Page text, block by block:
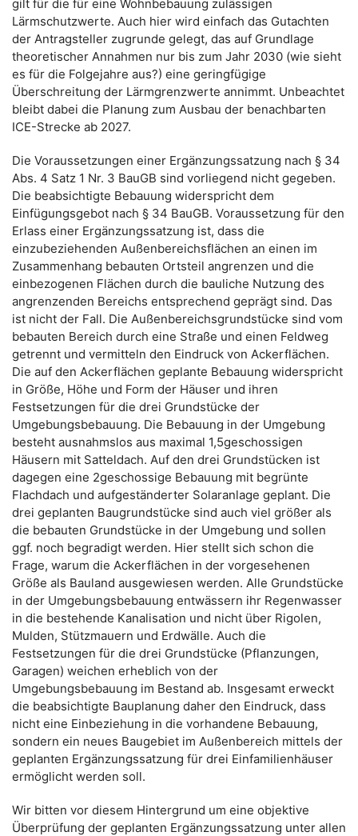
gilt für die für eine Wohnbebauung zulässigen
Lärmschutzwerte. Auch hier wird einfach das Gutachten
der Antragsteller zugrunde gelegt, das auf Grundlage
theoretischer Annahmen nur bis zum Jahr 2030 (wie sieht
es für die Folgejahre aus?) eine geringfügige
Überschreitung der Lärmgrenzwerte annimmt. Unbeachtet
bleibt dabei die Planung zum Ausbau der benachbarten
ICE-Strecke ab 2027.
Die Voraussetzungen einer Ergänzungssatzung nach § 34
Abs. 4 Satz 1 Nr. 3 BauGB sind vorliegend nicht gegeben.
Die beabsichtigte Bebauung widerspricht dem
Einfügungsgebot nach § 34 BauGB. Voraussetzung für den
Erlass einer Ergänzungssatzung ist, dass die
einzubeziehenden Außenbereichsflächen an einen im
Zusammenhang bebauten Ortsteil angrenzen und die
einbezogenen Flächen durch die bauliche Nutzung des
angrenzenden Bereichs entsprechend geprägt sind. Das
ist nicht der Fall. Die Außenbereichsgrundstücke sind vom
bebauten Bereich durch eine Straße und einen Feldweg
getrennt und vermitteln den Eindruck von Ackerflächen.
Die auf den Ackerflächen geplante Bebauung widerspricht
in Größe, Höhe und Form der Häuser und ihren
Festsetzungen für die drei Grundstücke der
Umgebungsbebauung. Die Bebauung in der Umgebung
besteht ausnahmslos aus maximal 1,5geschossigen
Häusern mit Satteldach. Auf den drei Grundstücken ist
dagegen eine 2geschossige Bebauung mit begrünte
Flachdach und aufgeständerter Solaranlage geplant. Die
drei geplanten Baugrundstücke sind auch viel größer als
die bebauten Grundstücke in der Umgebung und sollen
ggf. noch begradigt werden. Hier stellt sich schon die
Frage, warum die Ackerflächen in der vorgesehenen
Größe als Bauland ausgewiesen werden. Alle Grundstücke
in der Umgebungsbebauung entwässern ihr Regenwasser
in die bestehende Kanalisation und nicht über Rigolen,
Mulden, Stützmauern und Erdwälle. Auch die
Festsetzungen für die drei Grundstücke (Pflanzungen,
Garagen) weichen erheblich von der
Umgebungsbebauung im Bestand ab. Insgesamt erweckt
die beabsichtigte Bauplanung daher den Eindruck, dass
nicht eine Einbeziehung in die vorhandene Bebauung,
sondern ein neues Baugebiet im Außenbereich mittels der
geplanten Ergänzungssatzung für drei Einfamilienhäuser
ermöglicht werden soll.
Wir bitten vor diesem Hintergrund um eine objektive
Überprüfung der geplanten Ergänzungssatzung unter allen